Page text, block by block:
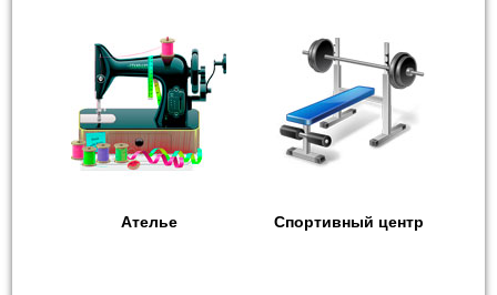
Ателье Спортивный центр